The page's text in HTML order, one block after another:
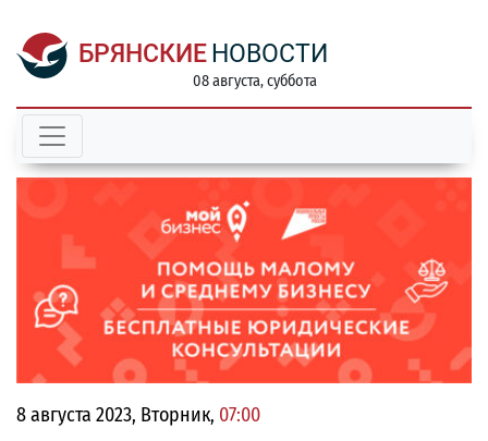
БРЯНСКИЕ НОВОСТИ
08 августа, суббота
8 августа 2023, Вторник, 07:00